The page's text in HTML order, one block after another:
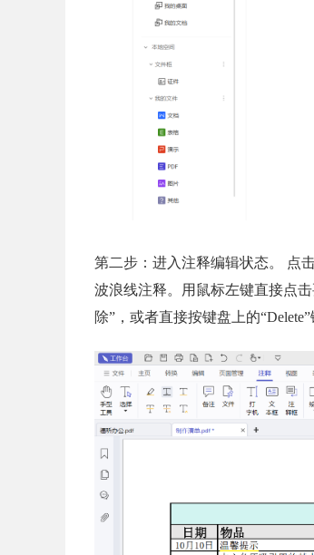
第二步：进入注释编辑状态。 点
波浪线注释。用鼠标左键直接点
除”，或者直接按键盘上的